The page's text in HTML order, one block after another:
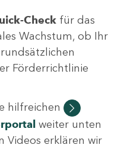
Check für das
Wachstum, ob Ihr
Förderrichtlinie
hilfreichen
weiter unten
Videos erklären wir